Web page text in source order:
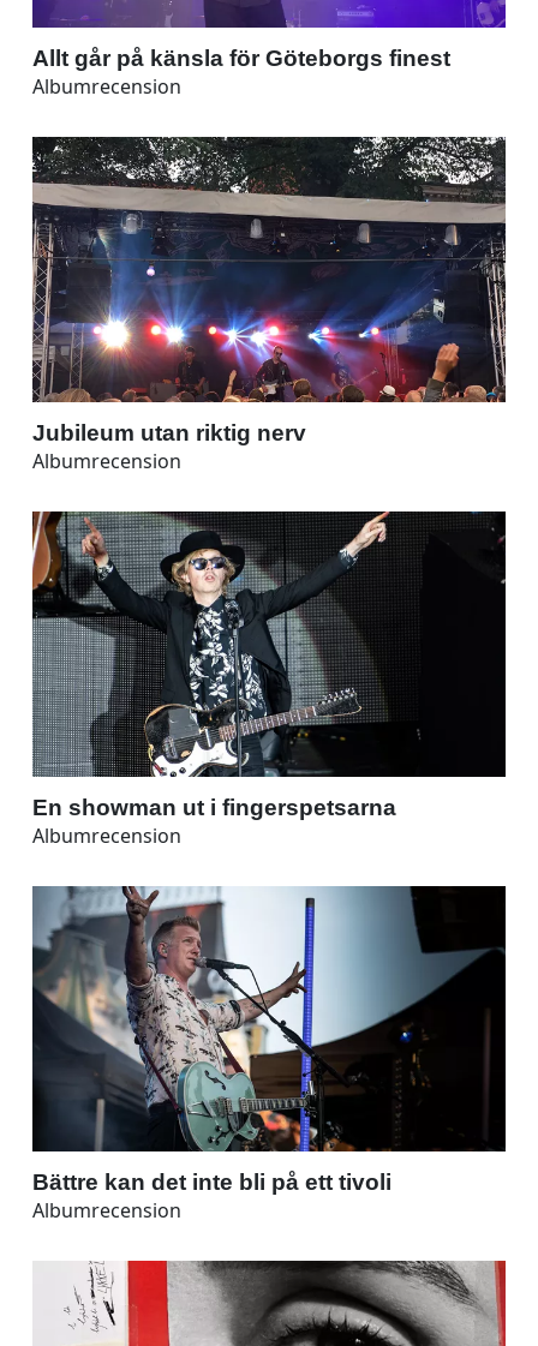
Allt går på känsla för Göteborgs finest
Albumrecension
Jubileum utan riktig nerv
Albumrecension
En showman ut i fingerspetsarna
Albumrecension
Bättre kan det inte bli på ett tivoli
Albumrecension